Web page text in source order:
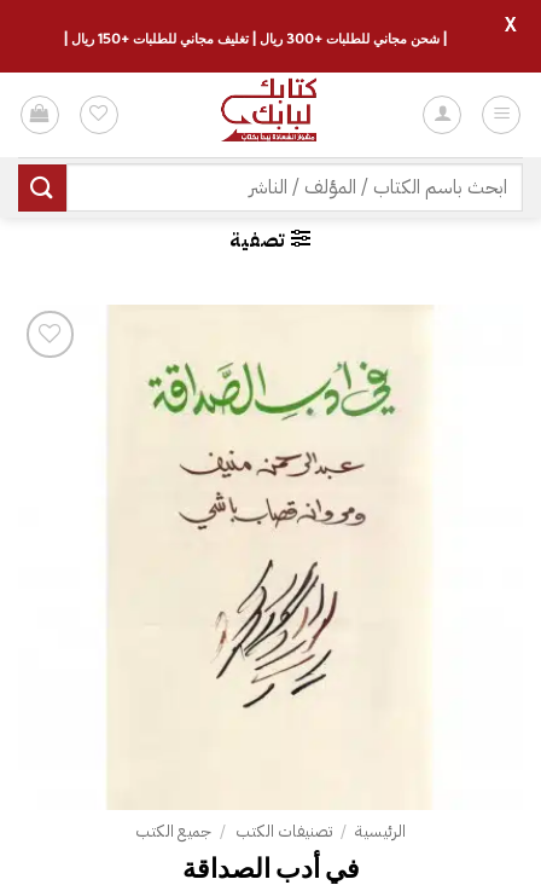
للمحتوى
البحث
عن:
تصفية
الرئيسية / تصنيفات الكتب / جميع الكتب
في أدب الصداقة
| شحن مجاني للطلبات +300 ريال | تغليف مجاني للطلبات +150 ريال |
X